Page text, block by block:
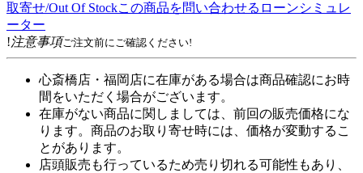
取寄せ/Out Of Stockこの商品を問い合わせる ローンシミュレ
ーター
!注意事項ご注文前にご確認ください!
心斎橋店・福岡店に在庫がある場合は商品確認にお時
間をいただく場合がございます。
在庫がない商品に関しましては、前回の販売価格にな
ります。商品のお取り寄せ時には、価格が変動するこ
とがあります。
店頭販売も行っているため売り切れる可能性もあり、